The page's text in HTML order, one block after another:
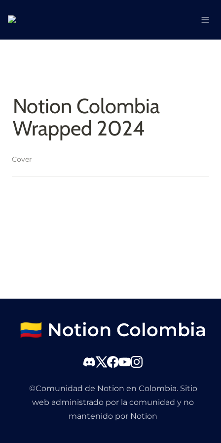
Notion Colombia
Wrapped 2024
Cover
🇨🇴 Notion Colombia
©Comunidad de Notion en Colombia. Sitio
web administrado por la comunidad y no
mantenido por Notion